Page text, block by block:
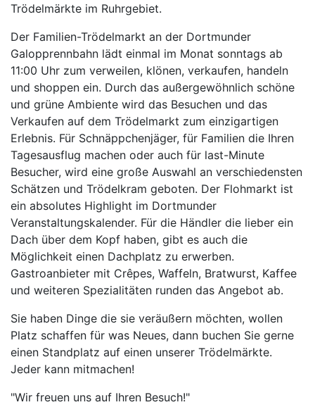
Trödelmärkte im Ruhrgebiet.
Der Familien-Trödelmarkt an der Dortmunder
Galopprennbahn lädt einmal im Monat sonntags ab
11:00 Uhr zum verweilen, klönen, verkaufen, handeln
und shoppen ein. Durch das außergewöhnlich schöne
und grüne Ambiente wird das Besuchen und das
Verkaufen auf dem Trödelmarkt zum einzigartigen
Erlebnis. Für Schnäppchenjäger, für Familien die Ihren
Tagesausflug machen oder auch für last-Minute
Besucher, wird eine große Auswahl an verschiedensten
Schätzen und Trödelkram geboten. Der Flohmarkt ist
ein absolutes Highlight im Dortmunder
Veranstaltungskalender. Für die Händler die lieber ein
Dach über dem Kopf haben, gibt es auch die
Möglichkeit einen Dachplatz zu erwerben.
Gastroanbieter mit Crêpes, Waffeln, Bratwurst, Kaffee
und weiteren Spezialitäten runden das Angebot ab.
Sie haben Dinge die sie veräußern möchten, wollen
Platz schaffen für was Neues, dann buchen Sie gerne
einen Standplatz auf einen unserer Trödelmärkte.
Jeder kann mitmachen!
"Wir freuen uns auf Ihren Besuch!"